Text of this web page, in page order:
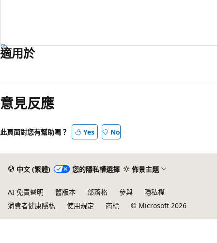
適用於
意見反應
此頁面對您有幫助嗎？ Yes No
中文 (繁體) 您的隱私權選擇 佈景主題
AI 免責聲明 舊版本 部落格 參與
隱私權
消費者健康隱私
使用規定 商標 © Microsoft 2026